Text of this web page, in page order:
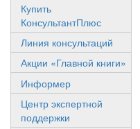
Купить
КонсультантПлюс
Линия консультаций
Акции «Главной книги»
Информер
Центр экспертной
поддержки